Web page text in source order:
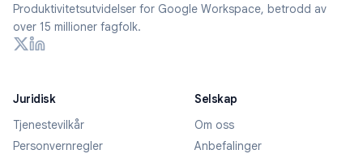
Produktivitetsutvidelser for Google Workspace, betrodd av
over 15 millioner fagfolk.
Juridisk
Tjenestevilkår
Personvernregler
Selskap
Om oss
Anbefalinger